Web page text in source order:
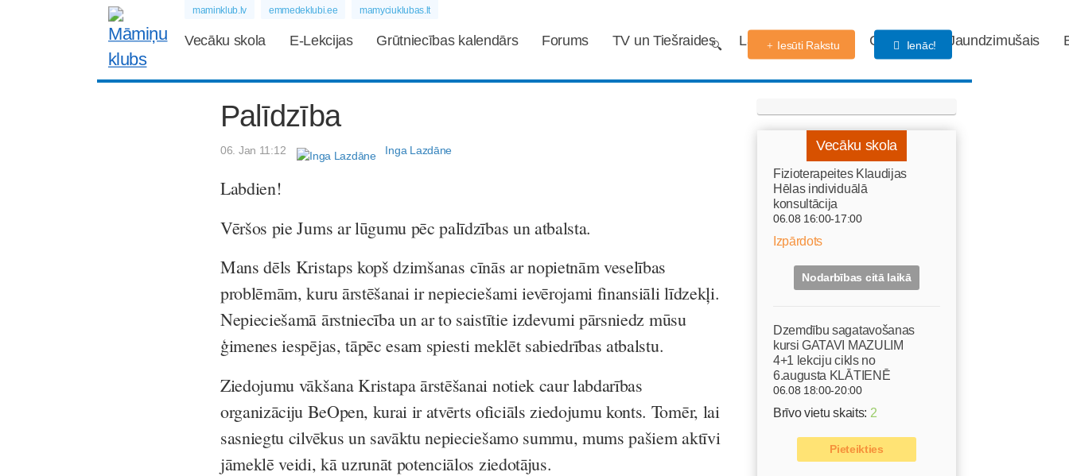
maminklub.lv emmedeklubi.ee mamyciuklubas.lt
Vecāku skola E-Lekcijas Grūtniecības kalendārs Forums TV un Tiešraides Labdarības fonds Gaidības Jaundzimušais
Iesūti Rakstu Ienāc!
Palīdzība
06. Jan 11:12 Inga Lazdāne
Labdien!
Vēršos pie Jums ar lūgumu pēc palīdzības un atbalsta.
Mans dēls Kristaps kopš dzimšanas cīnās ar nopietnām veselības
problēmām, kuru ārstēšanai ir nepieciešami ievērojami finansiāli līdzekļi.
Nepieciešamā ārstniecība un ar to saistītie izdevumi pārsniedz mūsu
ģimenes iespējas, tāpēc esam spiesti meklēt sabiedrības atbalstu.
Ziedojumu vākšana Kristapa ārstēšanai notiek caur labdarības
organizāciju BeOpen, kurai ir atvērts oficiāls ziedojumu konts. Tomēr, lai
sasniegtu cilvēkus un savāktu nepieciešamo summu, mums pašiem aktīvi
jāmeklē veidi, kā uzrunāt potenciālos ziedotājus.
Vecāku skola
Fizioterapeites Klaudijas
Hēlas individuālā
konsultācija
06.08 16:00-17:00
Izpārdots
Nodarbības citā laikā
Dzemdību sagatavošanas
kursi GATAVI MAZULIM
4+1 lekciju cikls no
6.augusta KLĀTIENĒ
06.08 18:00-20:00
Brīvo vietu skaits: 2
Pieteikties